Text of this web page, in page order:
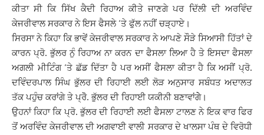
ਕੀਤਾ ਸੀ ਕਿ ਸਿੱਖ ਕੈਦੀ ਰਿਹਾਅ ਕੀਤੇ ਜਾਣਗੇ ਪਰ ਦਿੱਲੀ ਦੀ ਅਰਵਿੰਦ
ਕੇਜਰੀਵਾਲ ਸਰਕਾਰ ਨੇ ਇਸ ਫੈਸਲੇ ‘ਤੇ ਫੁੱਲ ਨਹੀਂ ਚੜ੍ਹਾਏ।
ਸਿਰਸਾ ਨੇ ਕਿਹਾ ਕਿ ਭਾਵੇਂ ਕੇਜਰੀਵਾਲ ਸਰਕਾਰ ਨੇ ਆਪਣੇ ਸੌੜੇ ਸਿਆਸੀ ਹਿੱਤਾਂ ਦੇ
ਕਾਰਨ ਪ੍ਰੋ. ਭੁੱਲਰ ਨੁੰ ਰਿਹਾਅ ਨਾ ਕਰਨ ਦਾ ਫੈਸਲਾ ਲਿਆ ਹੈ ਤੇ ਇਸਦਾ ਫੈਸਲਾ
ਅਗਲੀ ਮੀਟਿੰਗ ‘ਤੇ ਛੱਡ ਦਿੱਤਾ ਹੈ ਪਰ ਅਸੀਂ ਫੈਸਲਾ ਕੀਤਾ ਹੈ ਕਿ ਅਸੀਂ ਪ੍ਰੋ.
ਦਵਿੰਦਰਪਾਲ ਸਿੰਘ ਭੁੱਲਰ ਦੀ ਰਿਹਾਈ ਲਈ ਲੋੜ ਅਨੁਸਾਰ ਸਬੰਧਤ ਅਦਾਲਤ
ਤੱਕ ਪਹੁੰਚ ਕਰਾਂਗੇ ਤੇ ਪ੍ਰੋੋ. ਭੁੱਲਰ ਦੀ ਰਿਹਾਈ ਯਕੀਨੀ ਬਣਾਵਾਂਗੇੇ।
ਉਹਨਾਂ ਕਿਹਾ ਕਿ ਪ੍ਰੋ. ਭੁੱਲਰ ਦੀ ਰਿਹਾਈ ਲਈ ਫੈਸਲਾ ਟਾਲਣ ਨੇ ਇਕ ਵਾਰ ਫਿਰ
ਤੋਂ ਅਰਵਿੰਦ ਕੇਜਰੀਵਾਲ ਦੀ ਅਗਵਾਈ ਵਾਲੀ ਸਰਕਾਰ ਦੇ ਖਾਲਸਾ ਪੰਥ ਦੇ ਵਿਰੋਧੀ